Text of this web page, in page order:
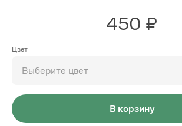
450 ₽
Цвет
Выберите цвет
В корзину